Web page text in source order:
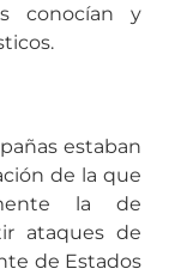
conocían y
estaban
de la que
la de
ataques de
de Estados